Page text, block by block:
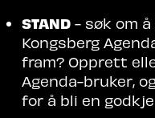
STAND- søk om å
Kongsberg
fram? Opprett
Agenda-bruker,
for å bli en